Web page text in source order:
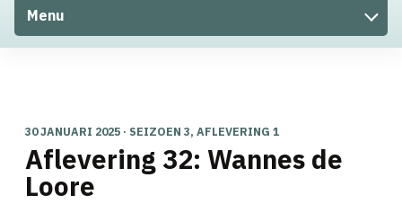
Menu
30 JANUARI 2025 · SEIZOEN 3, AFLEVERING 1
Aflevering 32: Wannes de
Loore